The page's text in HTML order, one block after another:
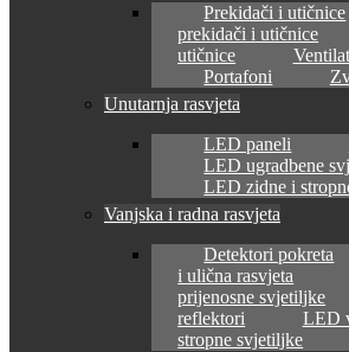
Prekidači i utičnice
prekidači i utičnice
utičnice
Portafoni
Unutarnja rasvjeta
LED paneli
LED ugradbene
LED zidne i
Vanjska i radna rasvjeta
Detektori pokreta
i ulična rasvjeta
prijenosne svjetiljke
reflektori
LED
stropne svjetiljke